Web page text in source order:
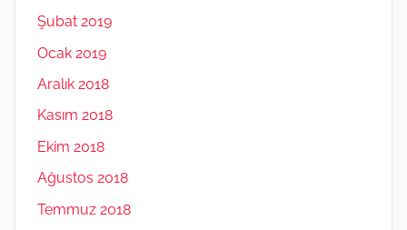
Şubat 2019
Ocak 2019
Aralık 2018
Kasım 2018
Ekim 2018
Ağustos 2018
Temmuz 2018